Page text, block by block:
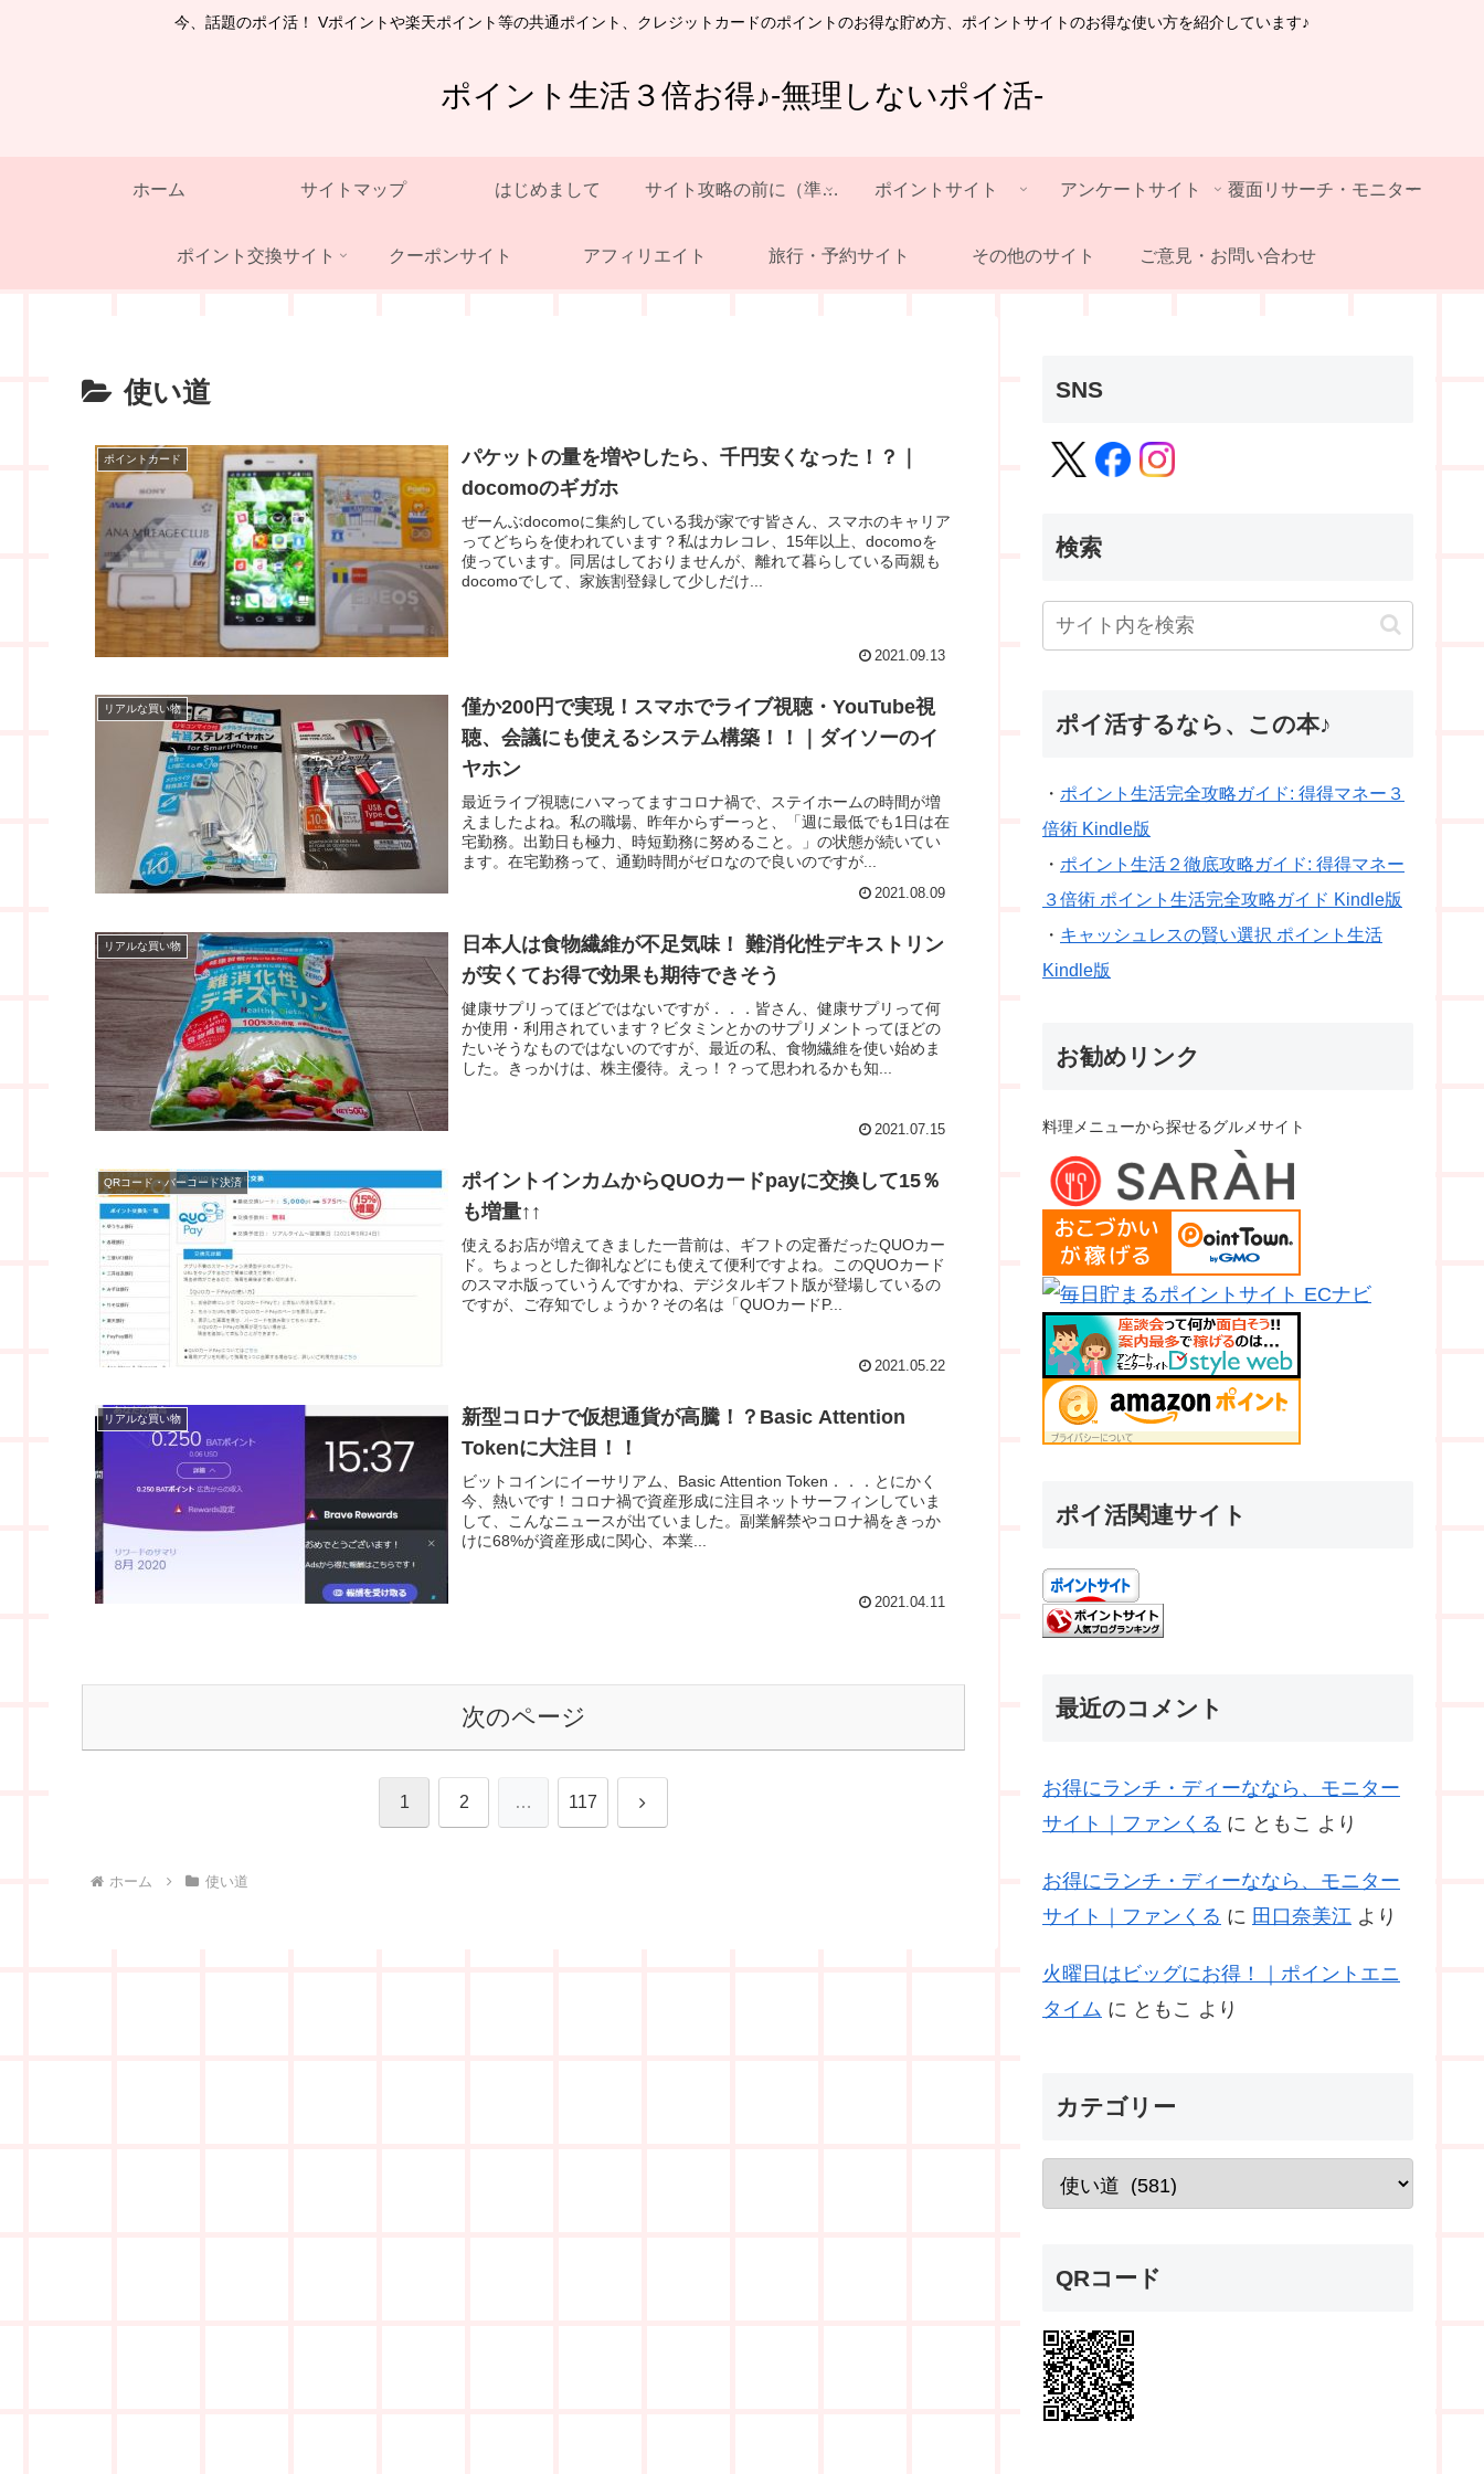
今、話題のポイ活！ Vポイントや楽天ポイント等の共通ポイント、クレジットカードのポイントのお得な貯め方、ポイントサイトのお得な使い方を紹介しています♪
ポイント生活３倍お得♪-無理しないポイ活-
ホーム サイトマップ はじめまして サイト攻略の前に（準備） ポイントサイト アンケートサイト 覆面リサーチ・モニター
ポイント交換サイト クーポンサイト アフィリエイト 旅行・予約サイト その他のサイト ご意見・お問い合わせ
使い道
ポイントカード
パケットの量を増やしたら、千円安くなった！？｜
docomoのギガホ
ぜーんぶdocomoに集約している我が家です皆さん、スマホのキャリア
ってどちらを使われています？私はカレコレ、15年以上、docomoを
使っています。同居はしておりませんが、離れて暮らしている両親も
docomoでして、家族割登録して少しだけ...
2021.09.13
リアルな買い物
僅か200円で実現！スマホでライブ視聴・YouTube視
聴、会議にも使えるシステム構築！！｜ダイソーのイ
ヤホン
最近ライブ視聴にハマってますコロナ禍で、ステイホームの時間が増
えましたよね。私の職場、昨年からずーっと、「週に最低でも1日は在
宅勤務。出勤日も極力、時短勤務に努めること。」の状態が続いてい
ます。在宅勤務って、通勤時間がゼロなので良いのですが...
2021.08.09
リアルな買い物
日本人は食物繊維が不足気味！ 難消化性デキストリン
が安くてお得で効果も期待できそう
健康サプリってほどではないですが．．．皆さん、健康サプリって何
か使用・利用されています？ビタミンとかのサプリメントってほどの
たいそうなものではないのですが、最近の私、食物繊維を使い始めま
した。きっかけは、株主優待。えっ！？って思われるかも知...
2021.07.15
QRコード・バーコード決済
ポイントインカムからQUOカードpayに交換して15％
も増量↑↑
使えるお店が増えてきました一昔前は、ギフトの定番だったQUOカー
ド。ちょっとした御礼などにも使えて便利ですよね。このQUOカード
のスマホ版っていうんですかね、デジタルギフト版が登場しているの
ですが、ご存知でしょうか？その名は「QUOカードP...
2021.05.22
リアルな買い物
新型コロナで仮想通貨が高騰！？Basic Attention
Tokenに大注目！！
ビットコインにイーサリアム、Basic Attention Token．．．とにかく
今、熱いです！コロナ禍で資産形成に注目ネットサーフィンしていま
して、こんなニュースが出ていました。副業解禁やコロナ禍をきっか
けに68%が資産形成に関心、本業...
2021.04.11
次のページ
1 2 … 117 次
ホーム 使い道
SNS
検索
ポイ活するなら、この本♪
・ ポイント生活完全攻略ガイド: 得得マネー３
倍術 Kindle版
・ ポイント生活２徹底攻略ガイド: 得得マネー
３倍術 ポイント生活完全攻略ガイド Kindle版
・ キャッシュレスの賢い選択 ポイント生活
Kindle版
お勧めリンク
料理メニューから探せるグルメサイト
ポイ活関連サイト
最近のコメント
お得にランチ・ディーななら、モニター
サイト｜ファンくる に ともこ より
お得にランチ・ディーななら、モニター
サイト｜ファンくる に 田口奈美江 より
火曜日はビッグにお得！｜ポイントエニ
タイム に ともこ より
カテゴリー
QRコード